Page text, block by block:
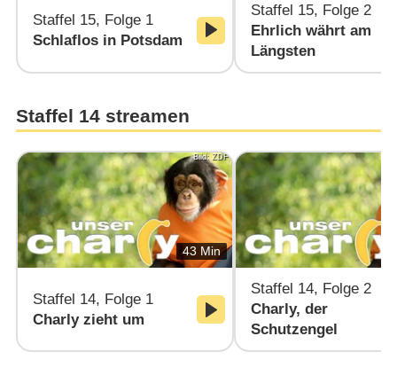
Staffel 15, Folge 1
Schlaflos in Potsdam
Staffel 15, Folge 2
Ehrlich währt am
Längsten
Staffel 14 streamen
Bild: ZDF
43 Min
Staffel 14, Folge 1
Charly zieht um
Staffel 14, Folge 2
Charly, der
Schutzengel